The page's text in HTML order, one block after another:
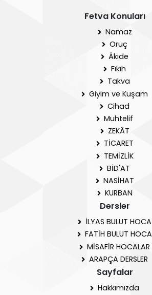
Fetva Konuları
Namaz
Oruç
Âkide
Fıkıh
Takva
Giyim ve Kuşam
Cihad
Muhtelif
ZEKÂT
TİCARET
TEMİZLİK
BİD'AT
NASİHAT
KURBAN
Dersler
İLYAS BULUT HOCA
FATİH BULUT HOCA
MİSAFİR HOCALAR
ARAPÇA DERSLER
Sayfalar
Hakkımızda